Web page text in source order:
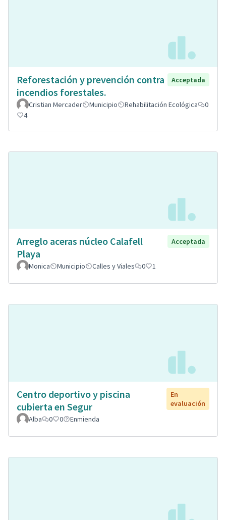
Reforestación y prevención contra
incendios forestales.
Acceptada
Cristian Mercader Municipio Rehabilitación Ecológica
0
4
Arreglo aceras núcleo Calafell
Playa
Acceptada
Monica Municipio Calles y Viales 0 1
Centro deportivo y piscina
cubierta en Segur
En
evaluación
Alba
0 0 Enmienda